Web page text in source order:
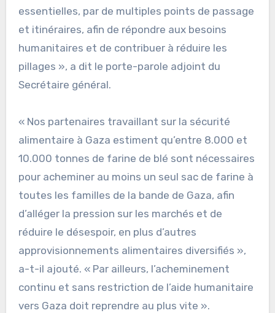
essentielles, par de multiples points de passage
et itinéraires, afin de répondre aux besoins
humanitaires et de contribuer à réduire les
pillages », a dit le porte-parole adjoint du
Secrétaire général.
« Nos partenaires travaillant sur la sécurité
alimentaire à Gaza estiment qu’entre 8.000 et
10.000 tonnes de farine de blé sont nécessaires
pour acheminer au moins un seul sac de farine à
toutes les familles de la bande de Gaza, afin
d’alléger la pression sur les marchés et de
réduire le désespoir, en plus d’autres
approvisionnements alimentaires diversifiés »,
a-t-il ajouté. « Par ailleurs, l’acheminement
continu et sans restriction de l’aide humanitaire
vers Gaza doit reprendre au plus vite ».